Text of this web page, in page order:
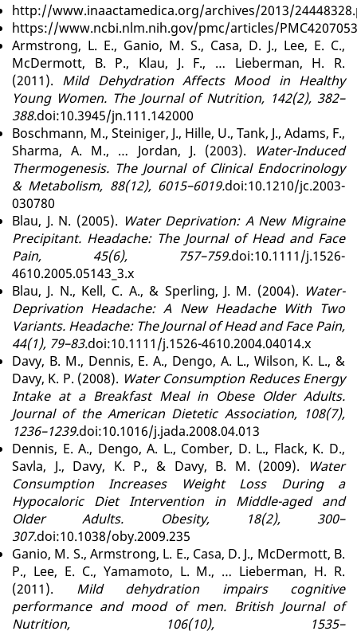
http://www.inaactamedica.org/archives/2013/
https://www.ncbi.nlm.nih.gov/pmc/articles/
Armstrong, L. E., Ganio, M. S., Casa, D. J., Lee, E. C.,
McDermott, B. P., Klau, J. F., … Lieberman, H. R.
(2011). Mild Dehydration Affects Mood in Healthy
Young Women. The Journal of Nutrition, 142(2), 382–
388.doi:10.3945/jn.111.142000
Boschmann, M., Steiniger, J., Hille, U., Tank, J., Adams, F.,
Sharma, A. M., … Jordan, J. (2003).
Water-Induced
Thermogenesis. The Journal of Clinical Endocrinology
& Metabolism, 88(12), 6015–6019.doi:10.1210/jc.2003-
030780
Blau, J. N. (2005). Water Deprivation: A New Migraine
Precipitant. Headache: The Journal of Head and Face
Pain, 45(6), 757–759.doi:10.1111/j.1526-
4610.2005.05143_3.x
Blau, J. N., Kell, C. A., & Sperling, J. M. (2004). Water-
Deprivation Headache: A New Headache With Two
Variants. Headache: The Journal of Head and Face Pain,
44(1), 79–83.doi:10.1111/j.1526-4610.2004.04014.x
Davy, B. M., Dennis, E. A., Dengo, A. L., Wilson, K. L., &
Davy, K. P. (2008). Water Consumption Reduces Energy
Intake at a Breakfast Meal in Obese Older Adults.
Journal of the American Dietetic Association, 108(7),
1236–1239.doi:10.1016/j.jada.2008.04.013
Dennis, E. A., Dengo, A. L., Comber, D. L., Flack, K. D.,
Savla, J., Davy, K. P., & Davy, B. M. (2009).
Water
Consumption Increases Weight Loss During a
Hypocaloric Diet Intervention in Middle-aged and
Older Adults. Obesity, 18(2), 300–
307.doi:10.1038/oby.2009.235
Ganio, M. S., Armstrong, L. E., Casa, D. J., McDermott, B.
P., Lee, E. C., Yamamoto, L. M., … Lieberman, H. R.
(2011). Mild dehydration impairs cognitive
performance and mood of men. British Journal of
Nutrition, 106(10), 1535–